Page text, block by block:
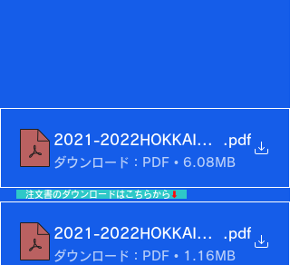
2021-2022HOKKAIDO_Memorial
.pdf
ダウンロード：PDF • 6.08MB
注文書のダウンロードはこちらから ⬇︎
2021-2022HOKKAIDO_order
.pdf
ダウンロード：PDF • 1.16MB